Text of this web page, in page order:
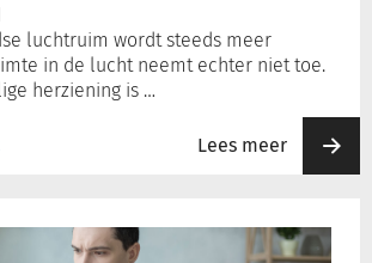
luchtruim wordt steeds meer
in de lucht neemt echter niet toe.
herziening is …
Lees meer